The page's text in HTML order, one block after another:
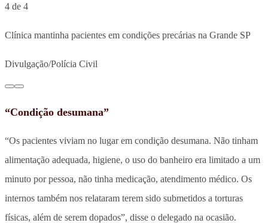
4 de 4
Clínica mantinha pacientes em condições precárias na Grande SP
Divulgação/Polícia Civil
“Condição desumana”
“Os pacientes viviam no lugar em condição desumana. Não tinham
alimentação adequada, higiene, o uso do banheiro era limitado a um
minuto por pessoa, não tinha medicação, atendimento médico. Os
internos também nos relataram terem sido submetidos a torturas
físicas, além de serem dopados”, disse o delegado na ocasião.